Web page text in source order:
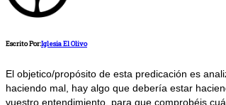
Escrito Por:Iglesia El Olivo
El objetico/propósito de esta predicación es
haciendo mal, hay algo que debería estar
vuestro entendimiento, para que comprobéis